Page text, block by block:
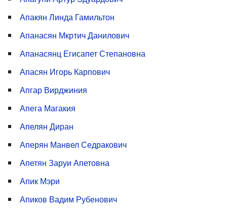
Апакян Линда Гамильтон
Апанасян Мкртич Данилович
Апанасянц Егисапет Степановна
Апасян Игорь Карпович
Апгар Вирджиния
Апега Магакия
Апелян Диран
Аперян Манвел Седракович
Апетян Заруи Апетовна
Апик Мэри
Апиков Вадим Рубенович